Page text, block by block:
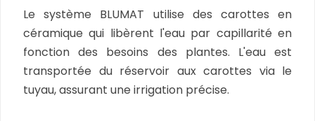
Le système BLUMAT utilise des carottes en
céramique qui libèrent l'eau par capillarité en
fonction des besoins des plantes. L'eau est
transportée du réservoir aux carottes via le
tuyau, assurant une irrigation précise.